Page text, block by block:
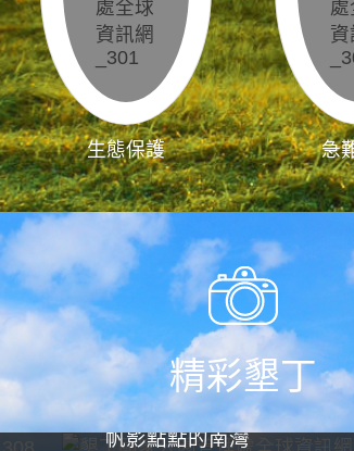
生態保護 急
精彩墾丁
帆影點點的南灣